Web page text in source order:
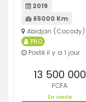
2019
65000 Km
Abidjan (Cocody)
PRO
Posté il y a 1 jour
13 500 000
FCFA
En vente